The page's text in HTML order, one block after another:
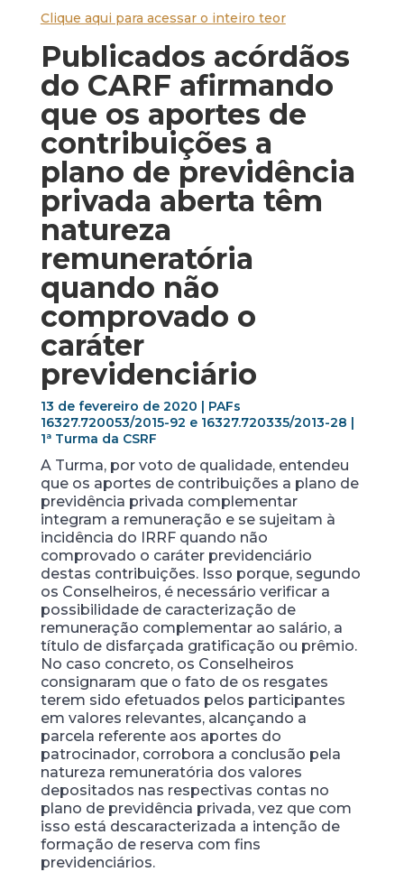
Clique aqui para acessar o inteiro teor
Publicados acórdãos
do CARF afirmando
que os aportes de
contribuições a
plano de previdência
privada aberta têm
natureza
remuneratória
quando não
comprovado o
caráter
previdenciário
13 de fevereiro de 2020 | PAFs
16327.720053/2015-92 e 16327.720335/2013-28 |
1ª Turma da CSRF
A Turma, por voto de qualidade, entendeu
que os aportes de contribuições a plano de
previdência privada complementar
integram a remuneração e se sujeitam à
incidência do IRRF quando não
comprovado o caráter previdenciário
destas contribuições. Isso porque, segundo
os Conselheiros, é necessário verificar a
possibilidade de caracterização de
remuneração complementar ao salário, a
título de disfarçada gratificação ou prêmio.
No caso concreto, os Conselheiros
consignaram que o fato de os resgates
terem sido efetuados pelos participantes
em valores relevantes, alcançando a
parcela referente aos aportes do
patrocinador, corrobora a conclusão pela
natureza remuneratória dos valores
depositados nas respectivas contas no
plano de previdência privada, vez que com
isso está descaracterizada a intenção de
formação de reserva com fins
previdenciários.